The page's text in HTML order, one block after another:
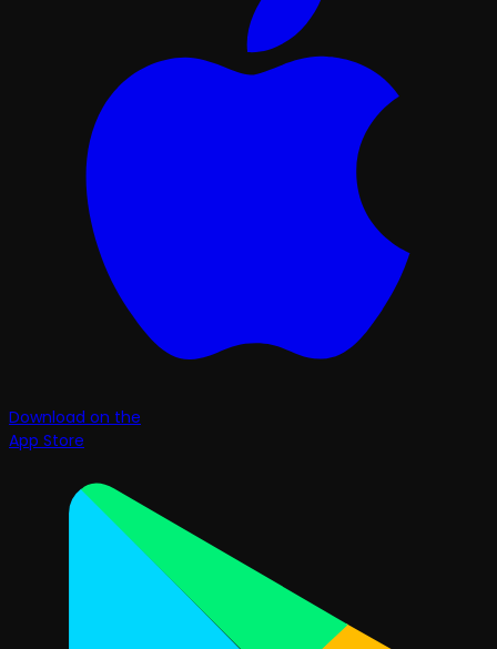
Download on the
App Store